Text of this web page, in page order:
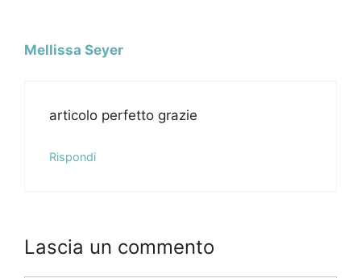
Mellissa Seyer
articolo perfetto grazie
Rispondi
Lascia un commento